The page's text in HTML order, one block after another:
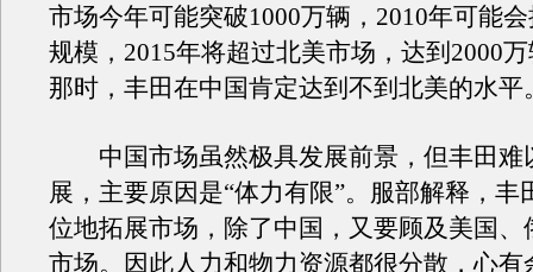
市场今年可能突破1000万辆，2010年可能
规模，2015年将超过北美市场，达到2000
那时，丰田在中国肯定达到不到北美的水平
中国市场虽然极具发展前景，但丰田难
展，主要原因是“体力有限”。服部解释，丰
位地拓展市场，除了中国，又要顾及美国、
市场。因此人力和物力资源都很分散，心有